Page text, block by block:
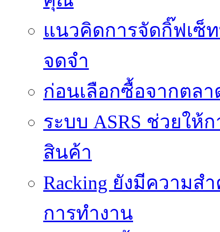
แนวคิดการจัดกิ๊ฟเซ็
จดจำ
ก่อนเลือกซื้อจากตล
ระบบ ASRS ช่วยให้
สินค้า
Racking ยังมีความ
การทำงาน